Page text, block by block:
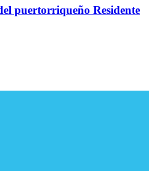
puertorriqueño Residente